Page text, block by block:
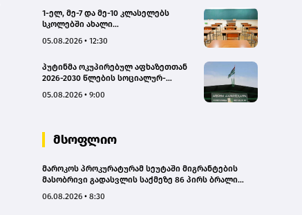
1-ელ, მე-7 და მე-10 კლასელებს
სკოლებში ახალი
პროგრამები დახვდებათ - ასევე
რომლითაც საგაკვეთილო პროცესში
ტელეფონების გამოყენება
იზღუდება
05.08.2026 • 12:30
პუტინმა ოკუპირებულ აფხაზეთთან
2026-2030 წლების სოციალურ-
შეთანხმების რატიფიცირებას ხელი
05.08.2026 • 9:00
მსოფლიო
მაროკოს პროკურატურამ სეუტაში მიგრანტების
მასობრივი გადასვლის საქმეზე 86 პირს ბრალი
06.08.2026 • 8:30